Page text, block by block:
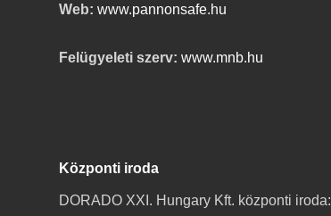
Web: www.pannonsafe.hu
Felügyeleti szerv: www.mnb.hu
Központi iroda
DORADO XXI. Hungary Kft. központi iroda: